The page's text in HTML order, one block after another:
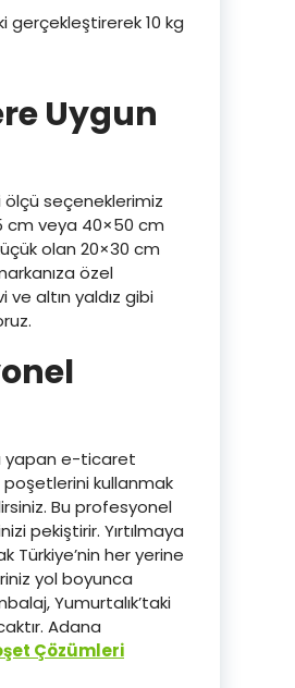
gerçekleştirerek 10 kg
Uygun
ölçü seçeneklerimiz
cm veya 40×50 cm
olan 20×30 cm
özel
altın yaldız gibi
yapan e-ticaret
kullanmak
Bu profesyonel
pekiştirir. Yırtılmaya
Türkiye’nin her yerine
yol boyunca
Yumurtalık’taki
Adana
Çözümleri